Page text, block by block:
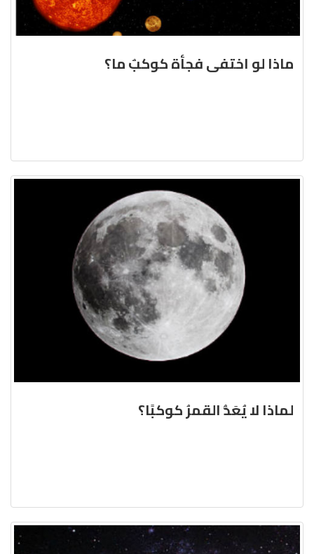
ماذا لو اختفى فجأة كوكبٌ ما؟
لماذا لا يُعَدُّ القمرُ كوكبًا؟